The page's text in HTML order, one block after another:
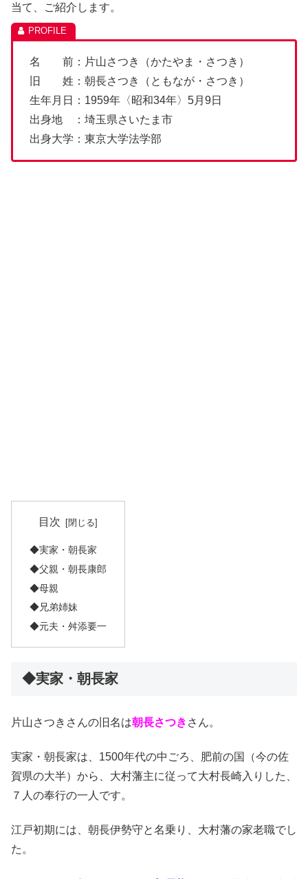
当て、ご紹介します。
名 前：片山さつき（かたやま・さつき）
旧 姓：朝長さつき（ともなが・さつき）
生年月日：1959年〈昭和34年〉5月9日
出身地 ：埼玉県さいたま市
出身大学：東京大学法学部
目次
◆実家・朝長家
◆父親・朝長康郎
◆母親
◆兄弟姉妹
◆元夫・舛添要一
◆実家・朝長家
片山さつきさんの旧名は朝長さつき さん。
実家・朝長家は、1500年代の中ごろ、肥前の国（今の佐
賀県の大半）から、大村藩主に従って大村長崎入りした、
７人の奉行の一人です。
江戸初期には、朝長伊勢守と名乗り、大村藩の家老職でし
た。